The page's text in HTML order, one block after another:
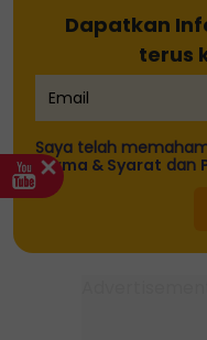
Dapatkan
terus
Saya telah
Terma & Syarat dan